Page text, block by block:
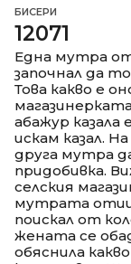
БИСЕРИ
12071
Една мутра
започнал да
Това какво е
абажур казала
искам казал.
друга мутра
придобивка.
селския
мутрата
поискал от
жената се
обяснила